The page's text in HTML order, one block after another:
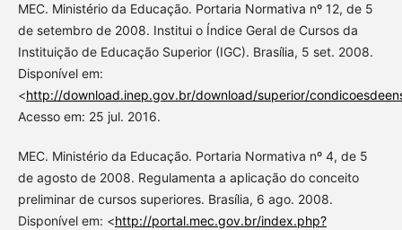
MEC. Ministério da Educação. Portaria Normativa nº 12, de 5
de setembro de 2008. Institui o Índice Geral de Cursos da
Instituição de Educação Superior (IGC). Brasília, 5 set. 2008.
Disponível em:
<http://download.inep.gov.br/download/superior/
Acesso em: 25 jul. 2016.
MEC. Ministério da Educação. Portaria Normativa nº 4, de 5
de agosto de 2008. Regulamenta a aplicação do conceito
preliminar de cursos superiores. Brasília, 6 ago. 2008.
Disponível em: <http://portal.mec.gov.br/index.php?